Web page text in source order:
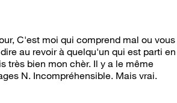
C'est moi qui comprend mal ou vous
au revoir à quelqu'un qui est parti en
très bien mon chèr. Il y a le même
N. Incompréhensible. Mais vrai.